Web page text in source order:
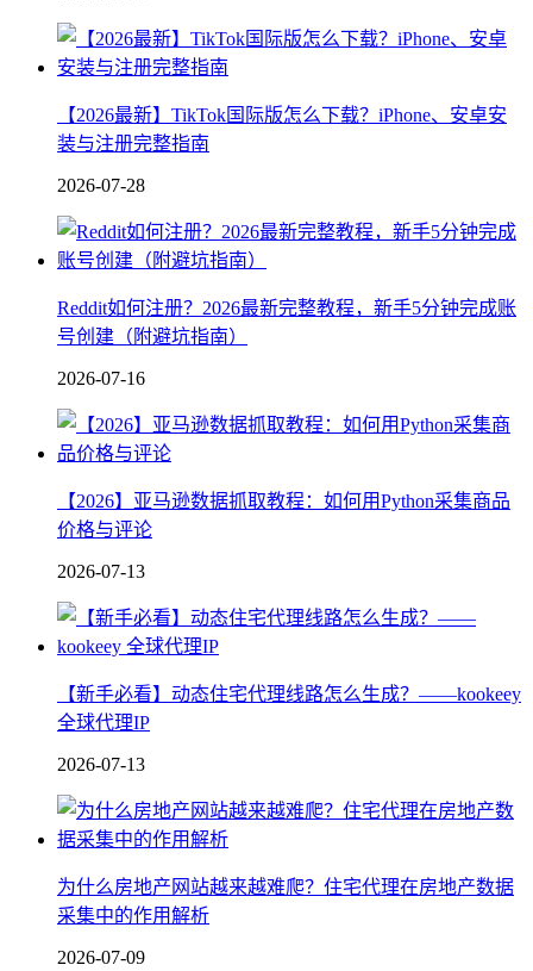
【2026最新】TikTok国际版怎么下载？iPhone、安卓安
装与注册完整指南
2026-07-28
Reddit如何注册？2026最新完整教程，新手5分钟完成账
号创建（附避坑指南）
2026-07-16
【2026】亚马逊数据抓取教程：如何用Python采集商品
价格与评论
2026-07-13
【新手必看】动态住宅代理线路怎么生成？——kookeey
全球代理IP
2026-07-13
为什么房地产网站越来越难爬？住宅代理在房地产数据
采集中的作用解析
2026-07-09